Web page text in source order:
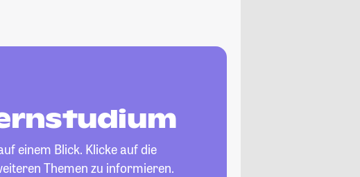
einem Blick. Klicke auf die
Themen zu informieren.